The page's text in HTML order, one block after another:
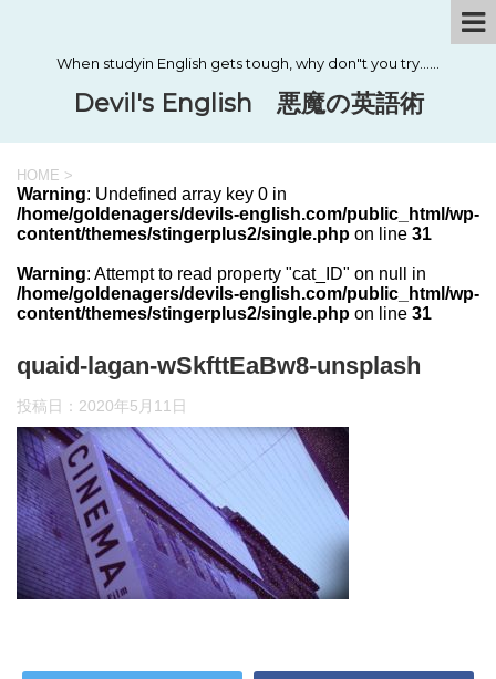
When studyin English gets tough, why don"t you try……
Devil's English 悪魔の英語術
HOME >
Warning: Undefined array key 0 in
/home/goldenagers/devils-english.com/public_html/wp-
content/themes/stingerplus2/single.php on line 31
Warning: Attempt to read property "cat_ID" on null in
/home/goldenagers/devils-english.com/public_html/wp-
content/themes/stingerplus2/single.php on line 31
quaid-lagan-wSkfttEaBw8-unsplash
投稿日： 2020年5月11日